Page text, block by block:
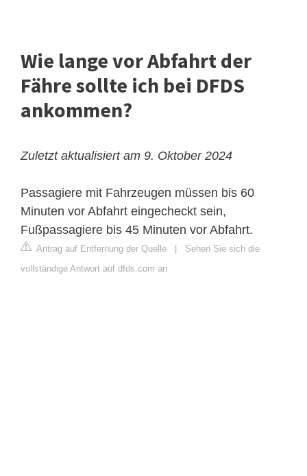
Wie lange vor Abfahrt der
Fähre sollte ich bei DFDS
ankommen?
Zuletzt aktualisiert am 9. Oktober 2024
Passagiere mit Fahrzeugen müssen bis 60
Minuten vor Abfahrt eingecheckt sein,
Fußpassagiere bis 45 Minuten vor Abfahrt.
Antrag auf Entfernung der Quelle
Sehen Sie sich die
vollständige Antwort auf dfds.com an